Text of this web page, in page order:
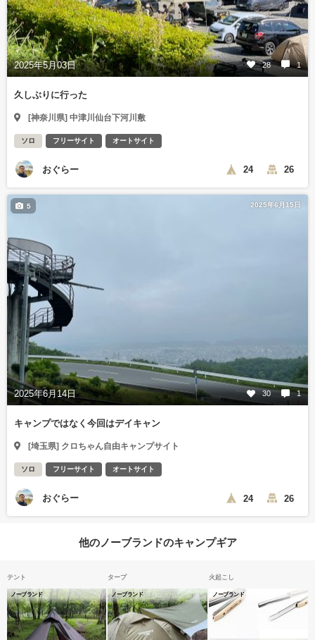
2025年5月03日 28 1
久しぶりに行った
[神奈川県] 中津川仙台下河川敷
ソロ フリーサイト オートサイト
おぐらー 24 26
2025年6月15日
2025年6月14日 30 1
5
キャンプではなく今回はデイキャン
[埼玉県] クロちゃん自由キャンプサイト
ソロ フリーサイト オートサイト
おぐらー 24 26
他のノーブランドのキャンプギア
テント
ノーブランド
タープ
ノーブランド
火起こし
ノーブランド